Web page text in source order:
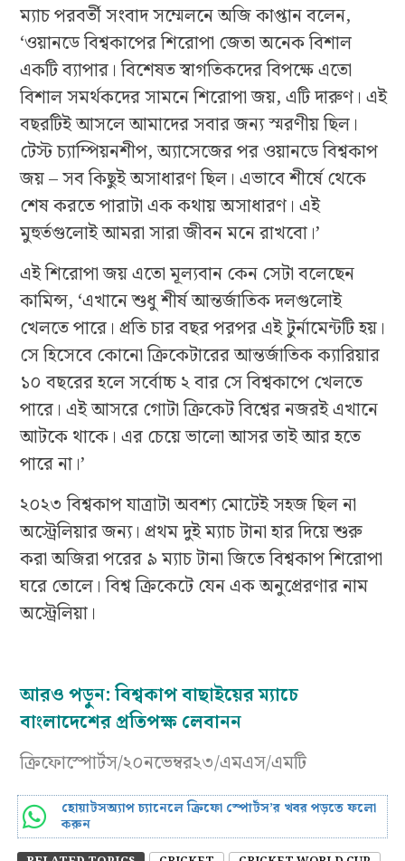
ম্যাচ পরবর্তী সংবাদ সম্মেলনে অজি কাপ্তান বলেন,
‘ওয়ানডে বিশ্বকাপের শিরোপা জেতা অনেক বিশাল
একটি ব্যাপার। বিশেষত স্বাগতিকদের বিপক্ষে এতো
বিশাল সমর্থকদের সামনে শিরোপা জয়, এটি দারুণ। এই
বছরটিই আসলে আমাদের সবার জন্য স্মরণীয় ছিল।
টেস্ট চ্যাম্পিয়নশীপ, অ্যাসেজের পর ওয়ানডে বিশ্বকাপ
জয় – সব কিছুই অসাধারণ ছিল। এভাবে শীর্ষে থেকে
শেষ করতে পারাটা এক কথায় অসাধারণ। এই
মুহুর্তগুলোই আমরা সারা জীবন মনে রাখবো।’
এই শিরোপা জয় এতো মূল্যবান কেন সেটা বলেছেন
কামিন্স, ‘এখানে শুধু শীর্ষ আন্তর্জাতিক দলগুলোই
খেলতে পারে। প্রতি চার বছর পরপর এই টুর্নামেন্টটি হয়।
সে হিসেবে কোনো ক্রিকেটারের আন্তর্জাতিক ক্যারিয়ার
১০ বছরের হলে সর্বোচ্চ ২ বার সে বিশ্বকাপে খেলতে
পারে। এই আসরে গোটা ক্রিকেট বিশ্বের নজরই এখানে
আটকে থাকে। এর চেয়ে ভালো আসর তাই আর হতে
পারে না।’
২০২৩ বিশ্বকাপ যাত্রাটা অবশ্য মোটেই সহজ ছিল না
অস্ট্রেলিয়ার জন্য। প্রথম দুই ম্যাচ টানা হার দিয়ে শুরু
করা অজিরা পরের ৯ ম্যাচ টানা জিতে বিশ্বকাপ শিরোপা
ঘরে তোলে। বিশ্ব ক্রিকেটে যেন এক অনুপ্রেরণার নাম
অস্ট্রেলিয়া।
আরও পড়ুন:বিশ্বকাপ বাছাইয়ের ম্যাচে
বাংলাদেশের প্রতিপক্ষ লেবানন
ক্রিফোস্পোর্টস/২০নভেম্বর২৩/এমএস/এমটি
হোয়াটসঅ্যাপ চ্যানেলে ক্রিফো স্পোর্টস’র খবর পড়তে ফলো
করুন